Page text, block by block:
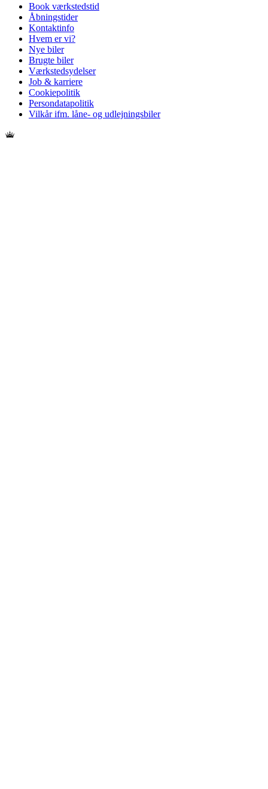
Book værkstedstid
Åbningstider
Kontaktinfo
Hvem er vi?
Nye biler
Brugte biler
Værkstedsydelser
Job & karriere
Cookiepolitik
Persondatapolitik
Vilkår ifm. låne- og udlejningsbiler